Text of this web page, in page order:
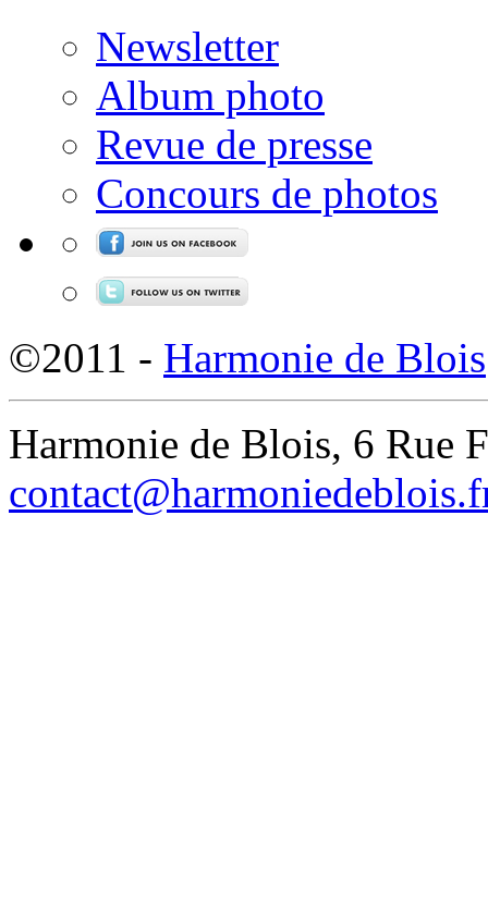
Newsletter
Album photo
Revue de presse
Concours de photos
©2011 - Harmonie de Blois
Harmonie de Blois, 6 Rue